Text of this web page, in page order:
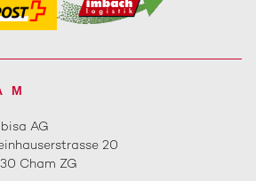
AG
20
Cham ZG